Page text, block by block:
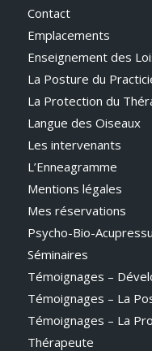
Contact
Emplacements
Enseignement des
La Posture du
La Protection du
Langue des Oiseaux
Les intervenants
L’Enneagramme
Mentions légales
Mes réservations
Psycho-Bio-
Séminaires
Témoignages –
Témoignages – La
Témoignages – La
Thérapeute